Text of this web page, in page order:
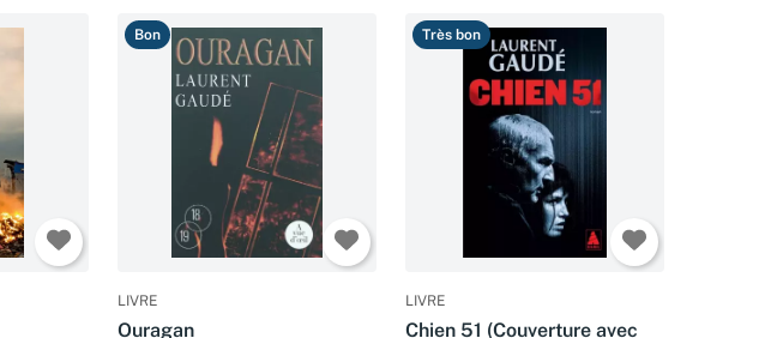
Bon
LIVRE
Ouragan
Très bon
LIVRE
Chien 51 (Couverture avec